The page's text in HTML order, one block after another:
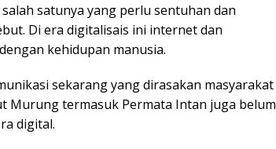
satunya yang perlu sentuhan dan
Di era digitalisais ini internet dan
kehidupan manusia.
sekarang yang dirasakan masyarakat
Murung termasuk Permata Intan juga belum
digital.